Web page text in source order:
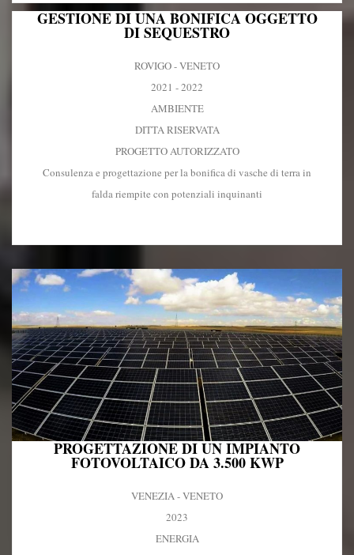
GESTIONE DI UNA BONIFICA OGGETTO
DI SEQUESTRO
ROVIGO - VENETO
2021 - 2022
AMBIENTE
DITTA RISERVATA
PROGETTO AUTORIZZATO
Consulenza e progettazione per la bonifica di vasche di terra in
falda riempite con potenziali inquinanti
PROGETTAZIONE DI UN IMPIANTO
FOTOVOLTAICO DA 3.500 KWP
VENEZIA - VENETO
2023
ENERGIA